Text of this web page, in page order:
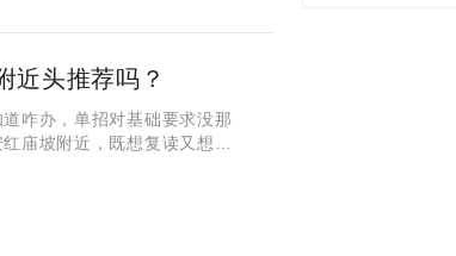
近头推荐吗？
咋办，单招对基础要求没那
庙坡附近，既想复读又想走
起看看吧！